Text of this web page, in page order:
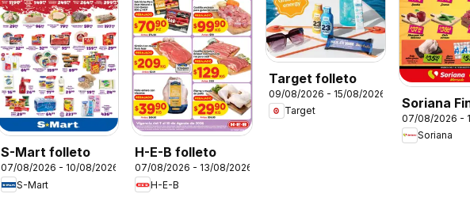
S-Mart folleto
07/08/2026 - 10/08/2026
S-Mart
H-E-B folleto
07/08/2026 - 13/08/2026
H-E-B
Target folleto
09/08/2026 - 15/08/2026
Target
Soriana
Semana
Mercado:
07/08/2026 -
Soriana